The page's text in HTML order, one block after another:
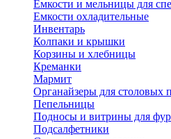
Емкости и мельницы для
Емкости охладительные
Инвентарь
Колпаки и крышки
Корзины и хлебницы
Креманки
Мармит
Органайзеры для столовых
Пепельницы
Подносы и витрины для
Подсалфетники